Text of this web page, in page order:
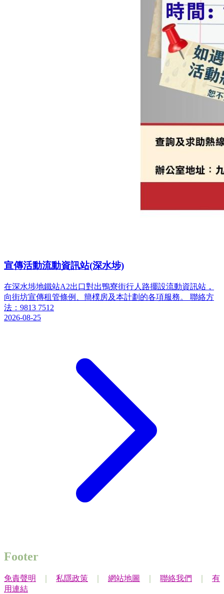
宣傳活動流動資訊站(深水埗)
在深水埗地鐵站A2出口對出鴨寮街行人路擺設流動資訊站，
向街坊宣傳租管條例、簡樸房及本計劃的各項服務。 聯絡方
法：9813 7512
2026-08-25
Footer
免責聲明 私隱政策 網站地圖 聯絡我們
有
用連結